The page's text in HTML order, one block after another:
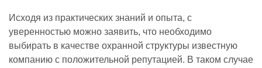
Исходя из практических знаний и опыта, с
уверенностью можно заявить, что необходимо
выбирать в качестве охранной структуры известную
компанию с положительной репутацией. В таком случае